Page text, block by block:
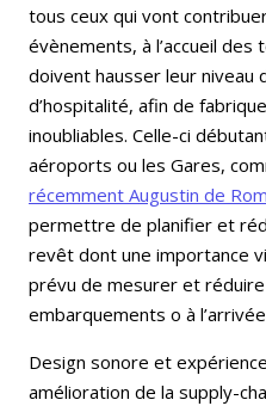
tous ceux qui vont
évènements, à l’accueil
doivent hausser leur niveau
d’hospitalité, afin de
inoubliables. Celle-ci
aéroports ou les Gares,
récemment Augustin de
permettre de planifier et
revêt dont une importance
prévu de mesurer et
embarquements o à
Design sonore et
amélioration de la supply-